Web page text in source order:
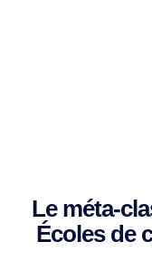
Le méta-
Écoles de